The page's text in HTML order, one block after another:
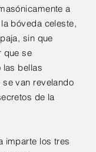
a
bóveda celeste,
sin que
que se
las bellas
van revelando
de la
imparte los tres